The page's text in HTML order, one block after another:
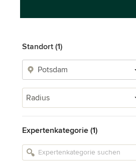
Standort (1)
Radius
Expertenkategorie (1)